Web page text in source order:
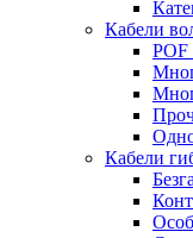
Кабели
POF
Кабели